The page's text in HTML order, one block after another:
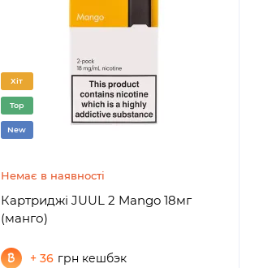
Хіт
Top
New
Немає в наявності
Картриджі JUUL 2 Mango 18мг
(манго)
+ 36 грн кешбэк